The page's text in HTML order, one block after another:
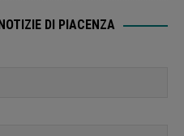
DI PIACENZA